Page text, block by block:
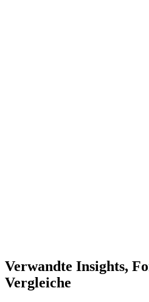
Verwandte Insights,
Vergleiche